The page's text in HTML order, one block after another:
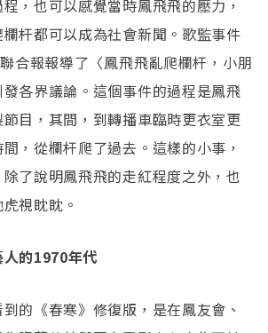
，也可以感覺當時鳳飛飛的壓力，
杆都可以成為社會新聞。歌監事件
合報報導了〈鳳飛飛亂爬欄杆，小朋
各界議論。這個事件的過程是鳳飛
目，其間，到轉播車臨時更衣室更
，從欄杆爬了過去。這樣的小事，
了說明鳳飛飛的走紅程度之外，也
視眈眈。
的1970年代
的《春寒》修復版，是在鳳友會、